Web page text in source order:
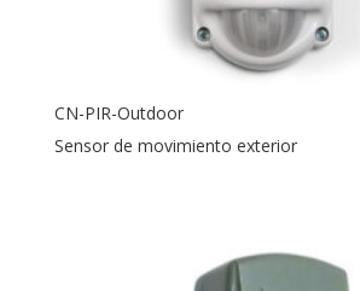
CN-PIR-Outdoor
Sensor de movimiento exterior